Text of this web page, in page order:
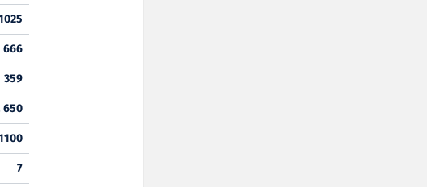
666
359
650
7